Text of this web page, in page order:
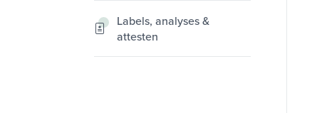
Labels, analyses &
attesten